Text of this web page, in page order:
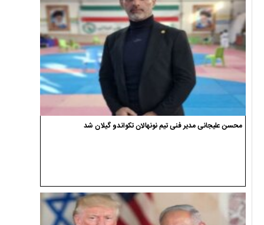
محسن علیجانی مدیر فنی تیم نونهالان تکواندو گیلان شد